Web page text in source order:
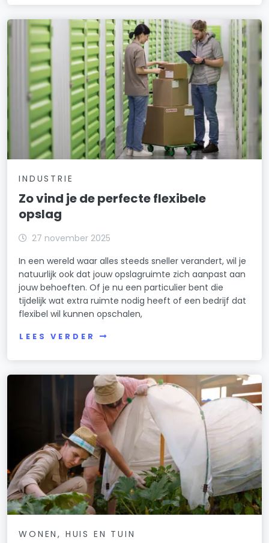
INDUSTRIE
Zo vind je de perfecte flexibele
opslag
27 november 2025
In een wereld waar alles steeds sneller verandert, wil je
natuurlijk ook dat jouw opslagruimte zich aanpast aan
jouw behoeften. Of je nu een particulier bent die
tijdelijk wat extra ruimte nodig heeft of een bedrijf dat
flexibel wil kunnen opschalen,
LEES VERDER
WONEN, HUIS EN TUIN